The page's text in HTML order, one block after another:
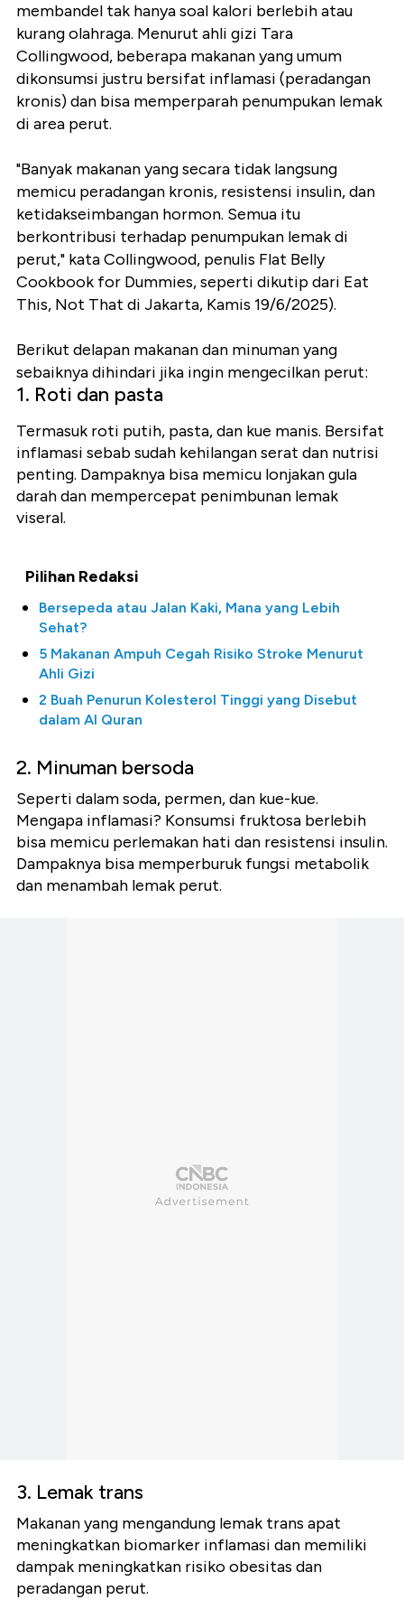
membandel tak hanya soal kalori berlebih atau
kurang olahraga. Menurut ahli gizi Tara
Collingwood, beberapa makanan yang umum
dikonsumsi justru bersifat inflamasi (peradangan
kronis) dan bisa memperparah penumpukan lemak
di area perut.
"Banyak makanan yang secara tidak langsung
memicu peradangan kronis, resistensi insulin, dan
ketidakseimbangan hormon. Semua itu
berkontribusi terhadap penumpukan lemak di
perut," kata Collingwood, penulis Flat Belly
Cookbook for Dummies, seperti dikutip dari Eat
This, Not That di Jakarta, Kamis 19/6/2025).
Berikut delapan makanan dan minuman yang
sebaiknya dihindari jika ingin mengecilkan perut:
1. Roti dan pasta
Termasuk roti putih, pasta, dan kue manis. Bersifat
inflamasi sebab sudah kehilangan serat dan nutrisi
penting. Dampaknya bisa memicu lonjakan gula
darah dan mempercepat penimbunan lemak
viseral.
Pilihan Redaksi
Bersepeda atau Jalan Kaki, Mana yang Lebih
Sehat?
5 Makanan Ampuh Cegah Risiko Stroke Menurut
Ahli Gizi
2 Buah Penurun Kolesterol Tinggi yang Disebut
dalam Al Quran
2. Minuman bersoda
Seperti dalam soda, permen, dan kue-kue.
Mengapa inflamasi? Konsumsi fruktosa berlebih
bisa memicu perlemakan hati dan resistensi insulin.
Dampaknya bisa memperburuk fungsi metabolik
dan menambah lemak perut.
3. Lemak trans
Makanan yang mengandung lemak trans apat
meningkatkan biomarker inflamasi dan memiliki
dampak meningkatkan risiko obesitas dan
peradangan perut.